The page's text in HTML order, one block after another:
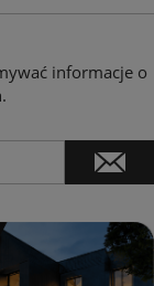
informacje o